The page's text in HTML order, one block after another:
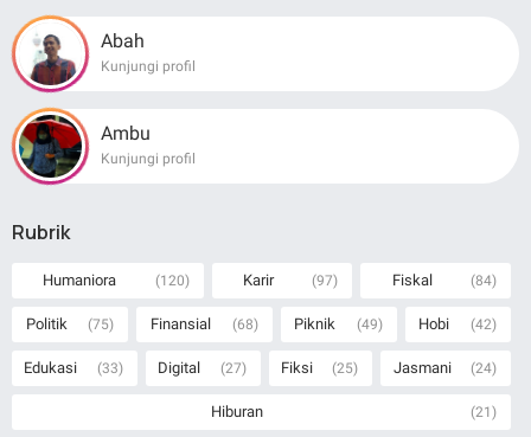
Abah
Kunjungi profil
Ambu
Kunjungi profil
Rubrik
Humaniora (120) Karir (97) Fiskal (84)
Politik (75) Finansial (68) Piknik (49) Hobi (42)
Edukasi (33) Digital (27) Fiksi (25) Jasmani (24)
Hiburan (21)